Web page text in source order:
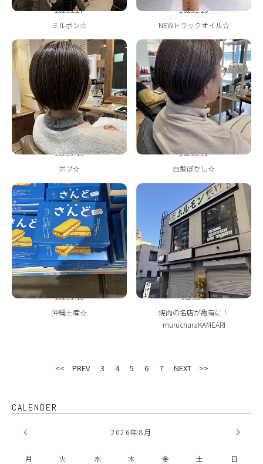
2025.2.27
ミルボン☆
2025.2.20
NEWトラックオイル☆
2025.2.15
ボブ☆
2025.2.11
白髪ぼかし☆
2025.2.10
沖縄土産☆
2025.2.9
焼肉の名店が亀有に！
muruchuraKAMEARI
<< PREV 3 4 5 6 7 NEXT >>
CALENDER
2026年8月
月 火 水 木 金 土
日